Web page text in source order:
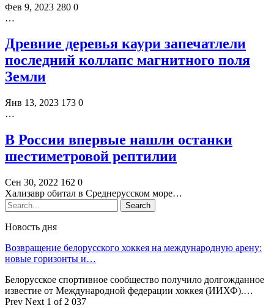
Фев 9, 2023 280 0
…
Древние деревья каури запечатлели
последний коллапс магнитного поля
Земли
Янв 13, 2023 173 0
…
В России впервые нашли останки
шестиметровой рептилии
Сен 30, 2022 162 0
Хализавр обитал в Среднерусском море…
Новость дня
Возвращение белорусского хоккея на международную арену:
новые горизонты и…
Белорусское спортивное сообщество получило долгожданное
известие от Международной федерации хоккея (ИИХФ).…
Prev Next 1 of 2 037